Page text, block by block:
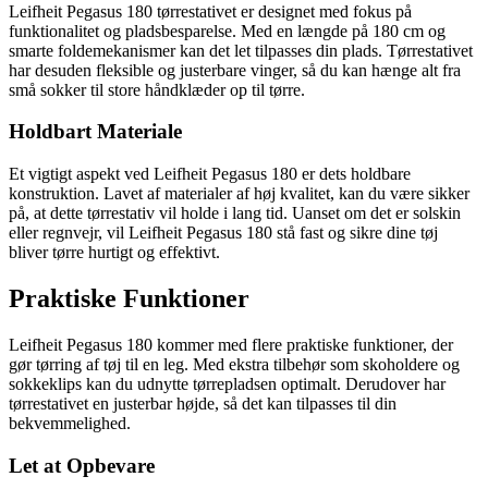
Leifheit Pegasus 180 tørrestativet er designet med fokus på
funktionalitet og pladsbesparelse. Med en længde på 180 cm og
smarte foldemekanismer kan det let tilpasses din plads. Tørrestativet
har desuden fleksible og justerbare vinger, så du kan hænge alt fra
små sokker til store håndklæder op til tørre.
Holdbart Materiale
Et vigtigt aspekt ved Leifheit Pegasus 180 er dets holdbare
konstruktion. Lavet af materialer af høj kvalitet, kan du være sikker
på, at dette tørrestativ vil holde i lang tid. Uanset om det er solskin
eller regnvejr, vil Leifheit Pegasus 180 stå fast og sikre dine tøj
bliver tørre hurtigt og effektivt.
Praktiske Funktioner
Leifheit Pegasus 180 kommer med flere praktiske funktioner, der
gør tørring af tøj til en leg. Med ekstra tilbehør som skoholdere og
sokkeklips kan du udnytte tørrepladsen optimalt. Derudover har
tørrestativet en justerbar højde, så det kan tilpasses til din
bekvemmelighed.
Let at Opbevare